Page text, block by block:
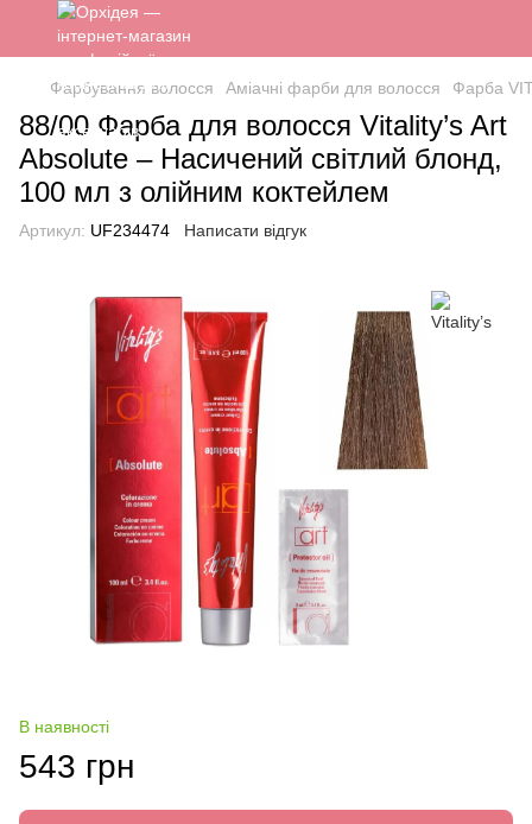
Фарбування волосся Аміачні фарби для волосся Фарба
88/00 Фарба для волосся Vitality’s Art
Absolute – Насичений світлий блонд,
100 мл з олійним коктейлем
Артикул: UF234474 Написати відгук
В наявності
543 грн